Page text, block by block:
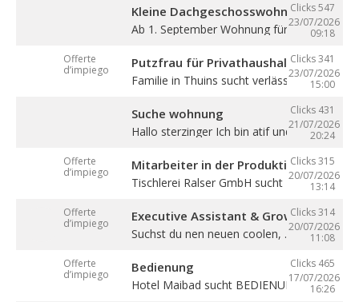
Clicks 547
23/07/2026
09:18
Kleine Dachgeschosswohnung mit
Ab 1. September Wohnung für eine Person
Offerte
d’impiego
Clicks 341
23/07/2026
15:00
Putzfrau für Privathaushalt gesucht
Familie in Thuins sucht verlässliche ...
Clicks 431
21/07/2026
20:24
Suche wohnung
Hallo sterzinger Ich bin atif und komme aus
Offerte
d’impiego
Clicks 315
20/07/2026
13:14
Mitarbeiter in der Produktion (m/w/d)
Tischlerei Ralser GmbH sucht Mitarbeiter
Offerte
d’impiego
Clicks 314
20/07/2026
11:08
Executive Assistant & Growth Partner
Suchst du nen neuen coolen, ...
Offerte
d’impiego
Clicks 465
17/07/2026
16:26
Bedienung
Hotel Maibad sucht BEDIENUNG für ...